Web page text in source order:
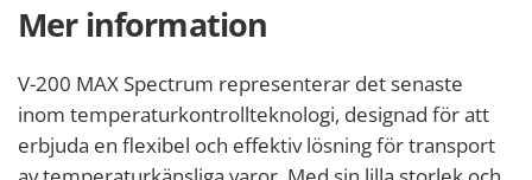
Mer information
V-200 MAX Spectrum representerar det senaste
inom temperaturkontrollteknologi, designad för att
erbjuda en flexibel och effektiv lösning för transport